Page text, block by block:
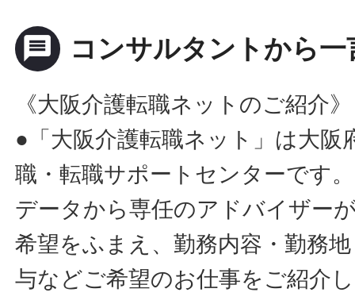
message コンサルタントから一
《大阪介護転職ネットのご紹介》
●「大阪介護転職ネット」は大阪
職・転職サポートセンターです
データから専任のアドバイザー
希望をふまえ、勤務内容・勤務
与などご希望のお仕事をご紹介